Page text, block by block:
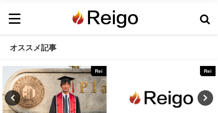
オススメ記事
Rei Rei